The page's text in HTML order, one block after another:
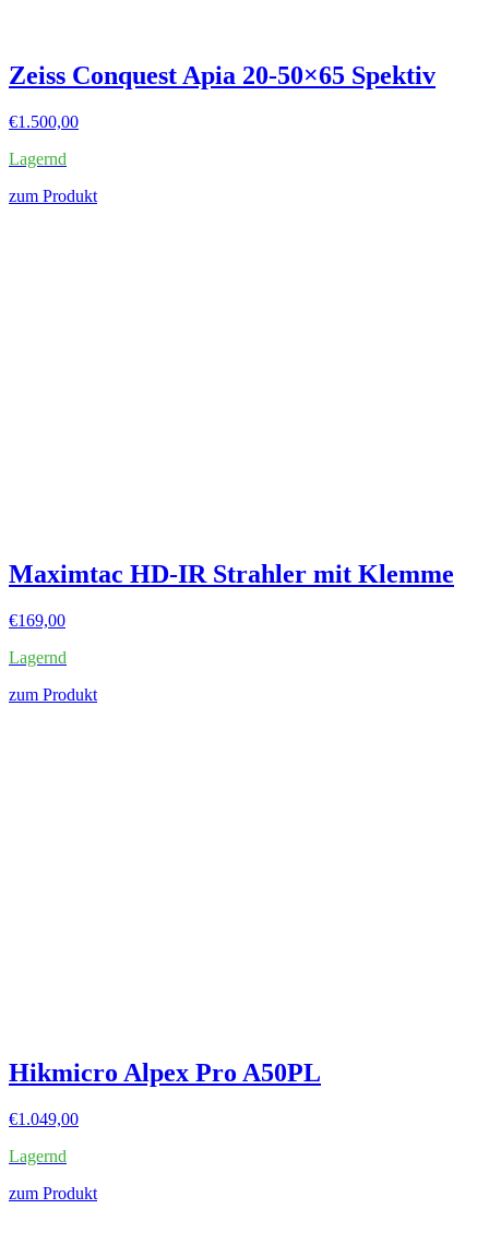
Zeiss Conquest Apia 20-50×65 Spektiv
€1.500,00
Lagernd
zum Produkt
Maximtac HD-IR Strahler mit Klemme
€169,00
Lagernd
zum Produkt
Hikmicro Alpex Pro A50PL
€1.049,00
Lagernd
zum Produkt